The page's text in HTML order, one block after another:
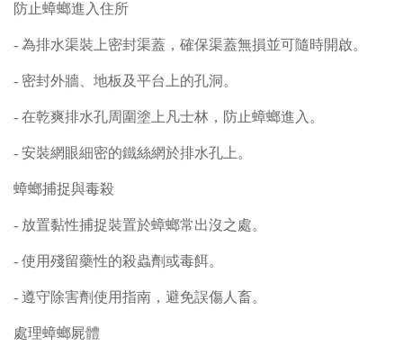
防止蟑螂進入住所
- 為排水渠裝上密封渠蓋，確保渠蓋無損並可隨時開啟。
- 密封外牆、地板及平台上的孔洞。
- 在乾爽排水孔周圍塗上凡士林，防止蟑螂進入。
- 安裝網眼細密的鐵絲網於排水孔上。
蟑螂捕捉與毒殺
- 放置黏性捕捉裝置於蟑螂常出沒之處。
- 使用殘留藥性的殺蟲劑或毒餌。
- 遵守除害劑使用指南，避免誤傷人畜。
處理蟑螂屍體